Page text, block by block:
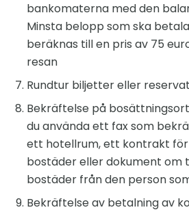
bankomaterna med den
Minsta belopp som ska
beräknas till en pris av 75
resan
Rundtur biljetter eller
Bekräftelse på
du använda ett fax som
ett hotellrum, ett kontrakt
bostäder eller dokument om
bostäder från den person
Bekräftelse av betalning av